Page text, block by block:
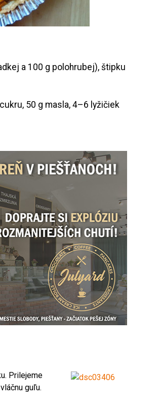
a 100 g polohrubej), štipku
50 g masla, 4–6 lyžičiek
Prilejeme
guľu.